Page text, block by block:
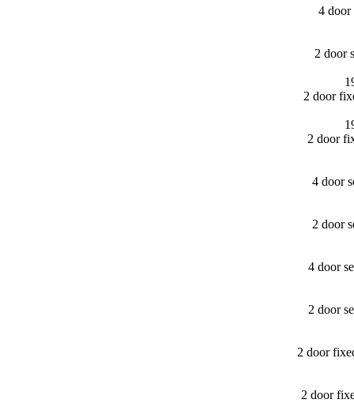
4 door
2 door
2 door
2 door
4 door
2 door
4 door
2 door
2 door
2 door